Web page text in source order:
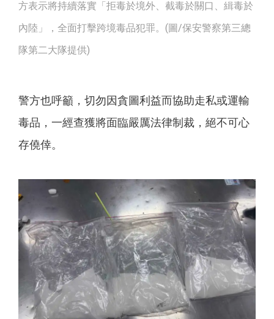
方表示將持續落實「拒毒於境外、截毒於關口、緝毒於
內陸」，全面打擊跨境毒品犯罪。(圖/保安警察第三總
隊第二大隊提供)
警方也呼籲，切勿因貪圖利益而協助走私或運輸
毒品，一經查獲將面臨嚴厲法律制裁，絕不可心
存僥倖。